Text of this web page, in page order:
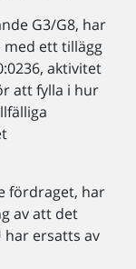
G3/G8, har
ett tillägg
aktivitet
att fylla i hur
fördraget, har
av att det
har ersatts av